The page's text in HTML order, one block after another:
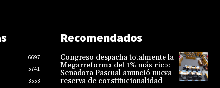
6697
5741
3553
Recomendados
Congreso despacha totalmente la
Megarreforma del 1% más rico:
Senadora Pascual anunció nueva
reserva de constitucionalidad